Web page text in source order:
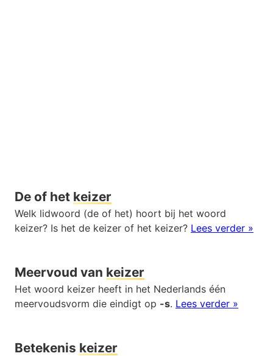
De of het keizer
Welk lidwoord (de of het) hoort bij het woord
keizer? Is het de keizer of het keizer? Lees verder »
Meervoud van keizer
Het woord keizer heeft in het Nederlands één
meervoudsvorm die eindigt op -s. Lees verder »
Betekenis keizer